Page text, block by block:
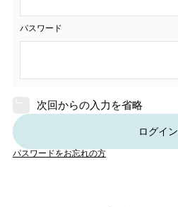
パスワード
次回からの入力を省略
ログイン
パスワードをお忘れの方